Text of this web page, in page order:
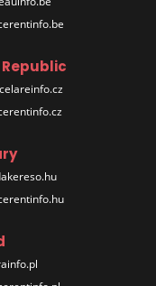
Republic